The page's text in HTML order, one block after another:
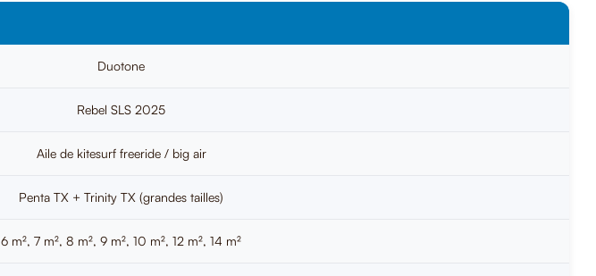
Duotone
Rebel SLS 2025
Aile de kitesurf freeride / big air
Penta TX + Trinity TX (grandes tailles)
6 m², 7 m², 8 m², 9 m², 10 m², 12 m², 14 m²